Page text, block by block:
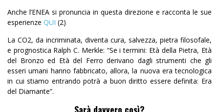
Anche l’ENEA si pronuncia in questa direzione e racconta le sue
esperienze QUI (2)
La CO2, da incriminata, diventa cura, salvezza, pietra filosofale,
e prognostica Ralph C. Merkle: “Se i termini: Età della Pietra, Età
del Bronzo ed Età del Ferro derivano dagli strumenti che gli
esseri umani hanno fabbricato, allora, la nuova era tecnologica
in cui stiamo entrando potrà a buon diritto essere definita: Era
del Diamante”.